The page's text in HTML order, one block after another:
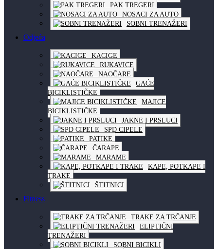
PAK TREGERI
NOSACI ZA AUTO
SOBNI TRENAŽERI
Odjeća
KACIGE
RUKAVICE
NAOČARE
GAĆE
BICIKLISTIČKE
MAJICE
BICIKLISTIČKE
JAKNE I PRSLUCI
SPD CIPELE
PATIKE
ČARAPE
MARAME
KAPE, POTKAPE I
TRAKE
ŠTITNICI
Fitness
TRAKE ZA TRČANJE
ELIPTIČNI
TRENAŽERI
SOBNI BICIKLI